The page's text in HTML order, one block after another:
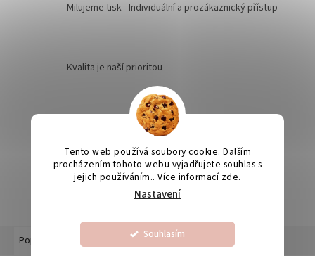
Tento web používá soubory cookie. Dalším
procházením tohoto webu vyjadřujete souhlas s
jejich používáním.. Více informací zde.
Nastavení
Souhlasím
Milujeme tisk - Individuální a prozákaznický přístup
Kvalita je naší prioritou
Odesíláme na Slovensko
Výroba svatebních oznámení 5-10 dnů
Popis